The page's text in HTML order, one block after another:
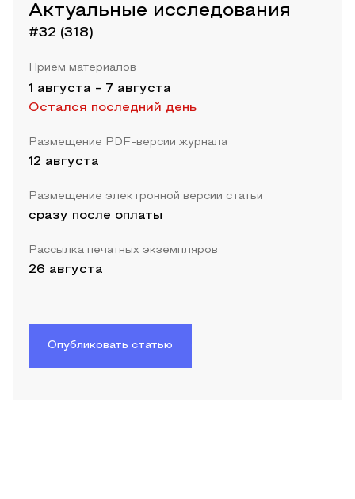
Актуальные исследования
#32 (318)
Прием материалов
1 августа - 7 августа
Остался последний день
Размещение PDF-версии журнала
12 августа
Размещение электронной версии статьи
сразу после оплаты
Рассылка печатных экземпляров
26 августа
Опубликовать статью